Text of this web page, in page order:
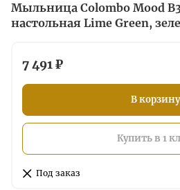
Мыльница Colombo Mood
настольная Lime Green,
7 491 ₽
В корзину
Купить в 1
Под заказ